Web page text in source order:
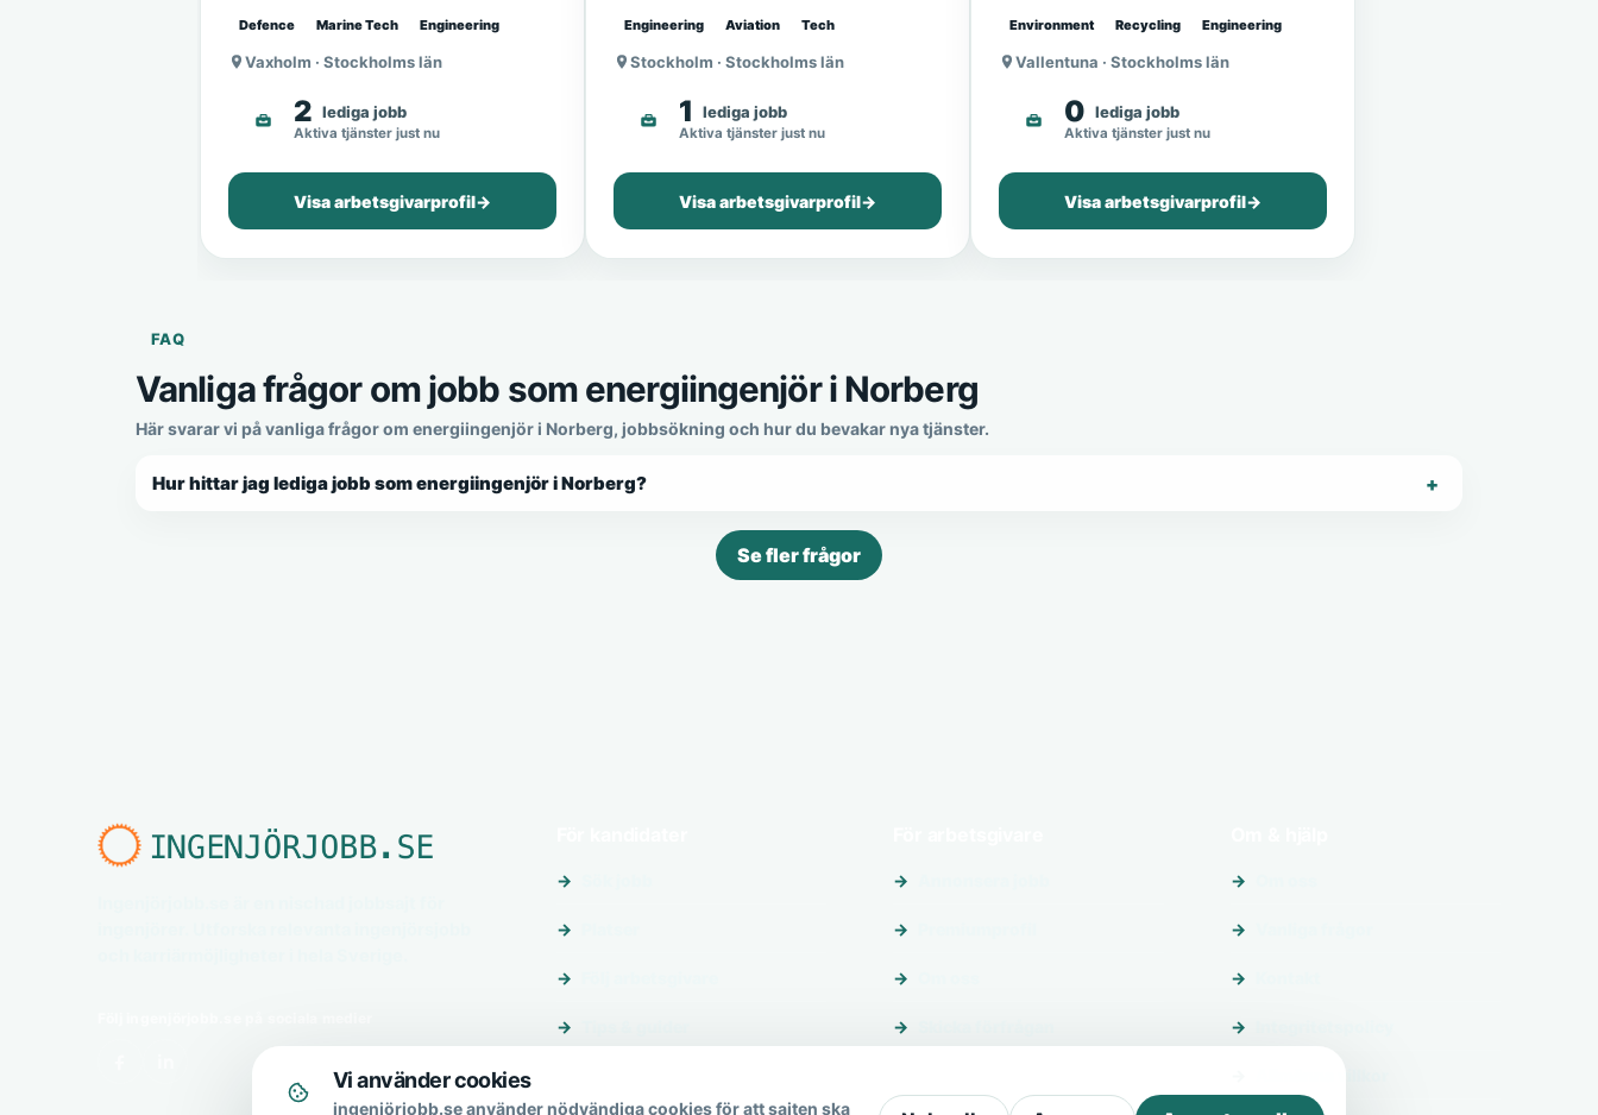
Defence Marine Tech Engineering
Vaxholm · Stockholms län
2 lediga jobb
Aktiva tjänster just nu
Visa arbetsgivarprofil→
Engineering Aviation Tech
Stockholm · Stockholms län
1 lediga jobb
Aktiva tjänster just nu
Visa arbetsgivarprofil→
Environment Recycling Engineering
Vallentuna · Stockholms län
0 lediga jobb
Aktiva tjänster just nu
Visa arbetsgivarprofil→
FAQ
Vanliga frågor om jobb som energiingenjör i Norberg
Här svarar vi på vanliga frågor om energiingenjör i Norberg, jobbsökning och hur du bevakar nya tjänster.
Hur hittar jag lediga jobb som energiingenjör i Norberg?
Se fler frågor
Vi använder cookies
ingenjörjobb.se använder nödvändiga cookies för att sajten ska